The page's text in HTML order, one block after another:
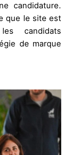
candidature.
que le site est
candidats
de marque